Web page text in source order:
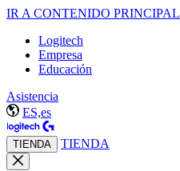
IR A CONTENIDO PRINCIPAL
Logitech
Empresa
Educación
Asistencia
ES,es
TIENDA TIENDA